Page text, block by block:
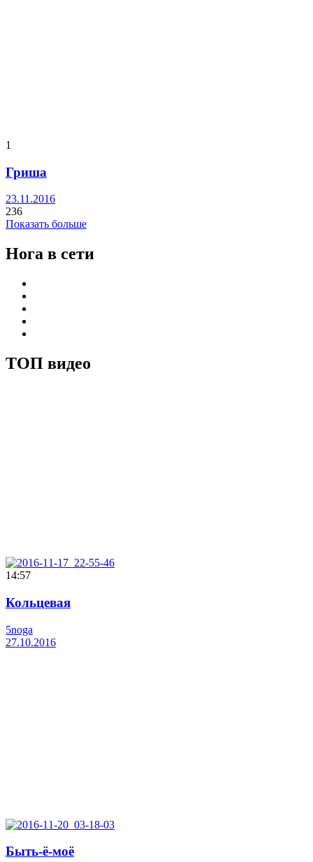
1
Гриша
23.11.2016
236
Показать больше
Нога в сети
ТОП видео
14:57
Кольцевая
5noga
27.10.2016
Быть-ё-моё